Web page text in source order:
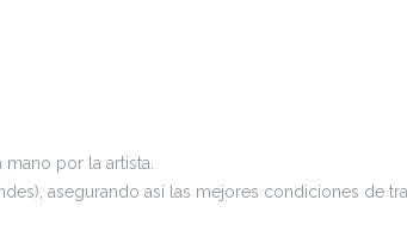
por la artista.
asegurando así las mejores condiciones de